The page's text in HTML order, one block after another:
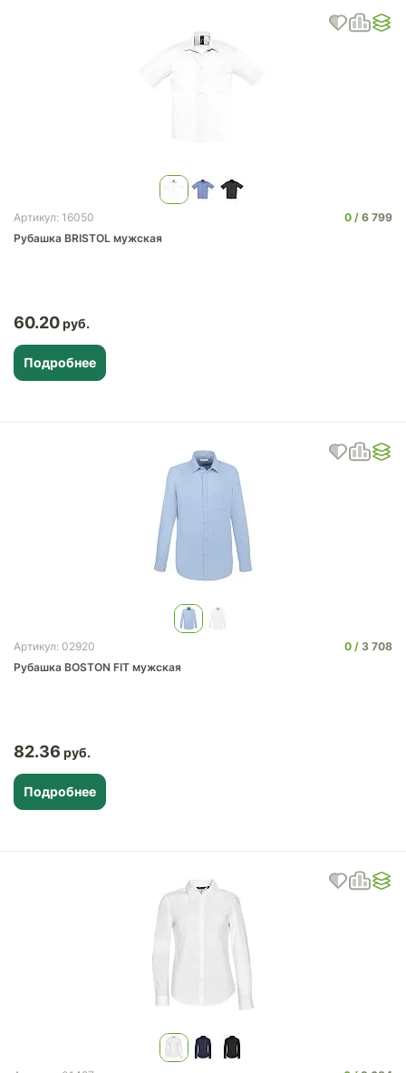
Артикул: 16050 0
6 799
Рубашка BRISTOL мужская
60.20
Подробнее
Артикул: 02920 0
3 708
Рубашка BOSTON FIT мужская
82.36
Подробнее